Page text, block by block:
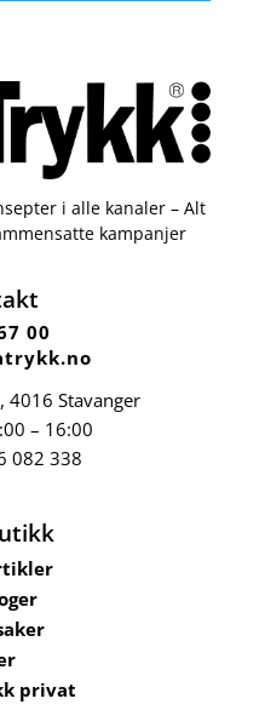
i alle kanaler – Alt
kampanjer
00
, 4016 Stavanger
– 16:00
082 338
privat